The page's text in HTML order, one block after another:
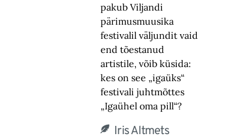
pakub Viljandi
pärimusmuusika
festivalil väljundit vaid
end tõestanud
artistile, võib küsida:
kes on see „igaüks“
festivali juhtmõttes
„Igaühel oma pill“?
Iris Altmets